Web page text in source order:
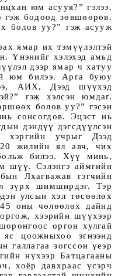
юм асууя?” гэлээ.
гэж бодоод зөвшөөрөв.
болов уу?” гэж асууж
ямар их тэмүүлэлтэй
Үнэнийг хэлэхэд амьд
дээр ямар ч хатуу
юм билээ. Арга буюу
АИХ, Дээд шүүхэд
гэж хэлсэн юмдаг.
болов уу?” гэсэн
сонсогдов. Эцэст нь
дэндүү дэгсдүүлсэн
хэргийн учрыг Дээд
жилийн ял авч, чих
билээ. Хүү минь,
шүү. Сэлэнгэ аймгийн
Лхагважав гэгчийн
зүрх шимширдэг. Тэр
улсын хэл төсөөлөх
оны чөлөөлөх дайнд
хээрийн шүүхээр
оргон хулгай
цоожныхоо эгнээнд
галлагаа зогссон үеэр
нүхээр Батцагааны
хоёр давхраас үсэрч